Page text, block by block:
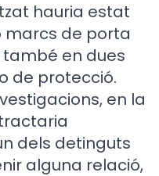
hauria estat
marcs de porta
en dues
de protecció.
en la
dels detinguts
alguna relació,